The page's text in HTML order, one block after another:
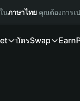
นภาษาไทย คุณต้องการเ
บัตรSwap Earn